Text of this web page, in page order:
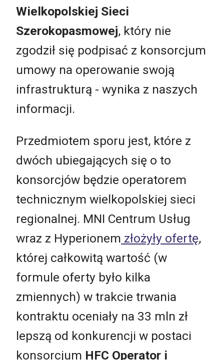
Wielkopolskiej Sieci
Szerokopasmowej, który nie
zgodził się podpisać z konsorcjum
umowy na operowanie swoją
infrastrukturą - wynika z naszych
informacji.
Przedmiotem sporu jest, które z
dwóch ubiegających się o to
konsorcjów będzie operatorem
technicznym wielkopolskiej sieci
regionalnej. MNI Centrum Usług
wraz z Hyperionem złożyły ofertę,
której całkowitą wartość (w
formule oferty było kilka
zmiennych) w trakcie trwania
kontraktu oceniały na 33 mln zł
lepszą od konkurencji w postaci
konsorcjum HFC Operator i